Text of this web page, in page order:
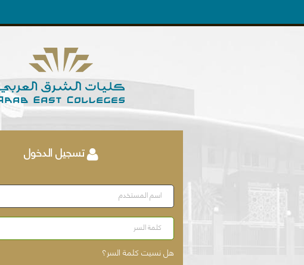
تسجيل الدخول
اسم المستخدم
كلمة السر
هل نسيت كلمة السر؟